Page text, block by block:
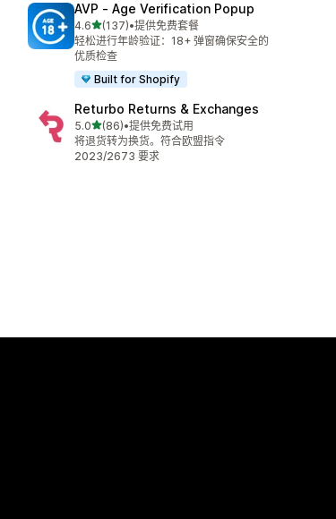
AVP ‑ Age Verification Popup
4.6星（满分 5 星）
(137)
总共 137 条评论
•提供免费套餐
轻松进行年龄验证：18+ 弹窗确保安全的
优质检查
Built for Shopify
Returbo Returns & Exchanges
5.0星（满分 5 星）
(86)
总共 86 条评论
•提供免费试用
将退货转为换货。符合欧盟指令
2023/2673 要求